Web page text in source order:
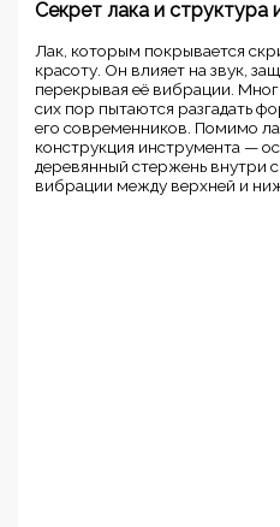
Секрет лака и структура
Лак, которым покрывается
красоту. Он влияет на звук,
перекрывая её вибрации.
сих пор пытаются разгадать
его современников. Помимо
конструкция инструмента —
деревянный стержень внутри
вибрации между верхней и